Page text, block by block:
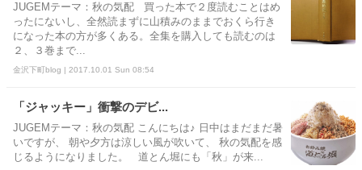
JUGEMテーマ：秋の気配 買った本で２度読むことはめ
ったにないし、全然読まずに山積みのままでおくら行き
になった本の方が多くある。全集を購入しても読むのは
２、３巻まで...
金沢下町blog | 2017.10.01 Sun 08:54
「ジャッキー」衝撃のデビ...
JUGEMテーマ：秋の気配 こんにちは♪ 日中はまだまだ暑
いですが、 朝や夕方は涼しい風が吹いて、 秋の気配を感
じるようになりました。 道とん堀にも「秋」が来...